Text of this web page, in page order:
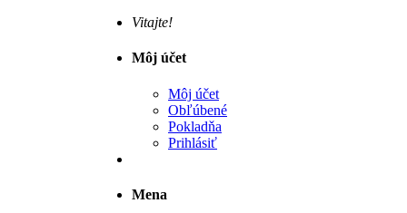
Vitajte!
Môj účet
Môj účet
Obľúbené
Pokladňa
Prihlásiť
Mena